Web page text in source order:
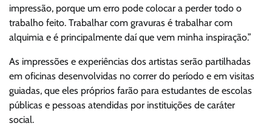
impressão, porque um erro pode colocar a perder todo o
trabalho feito. Trabalhar com gravuras é trabalhar com
alquimia e é principalmente daí que vem minha inspiração.”
As impressões e experiências dos artistas serão partilhadas
em oficinas desenvolvidas no correr do período e em visitas
guiadas, que eles próprios farão para estudantes de escolas
públicas e pessoas atendidas por instituições de caráter
social.